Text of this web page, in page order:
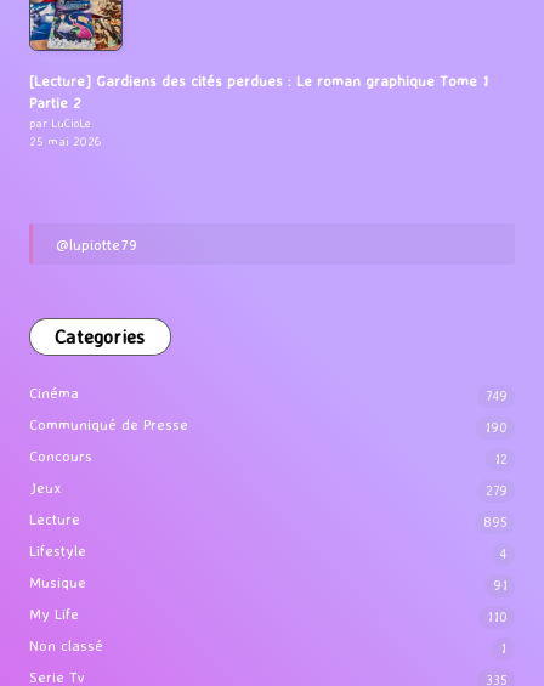
[Lecture] Gardiens des cités perdues : Le roman graphique Tome 1
Partie 2
par LuCioLe
25 mai 2026
@lupiotte79
Categories
Cinéma 749
Communiqué de Presse 190
Concours 12
Jeux 279
Lecture 895
Lifestyle 4
Musique 91
My Life 110
Non classé 1
Serie Tv 335